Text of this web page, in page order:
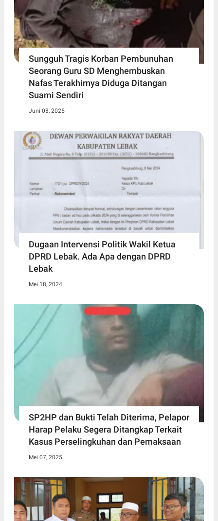
Sungguh Tragis Korban Pembunuhan
Seorang Guru SD Menghembuskan
Nafas Terakhirnya Diduga Ditangan
Suami Sendiri
Juni 03, 2025
Dugaan Intervensi Politik Wakil Ketua
DPRD Lebak. Ada Apa dengan DPRD
Lebak
Mei 18, 2024
SP2HP dan Bukti Telah Diterima, Pelapor
Harap Pelaku Segera Ditangkap Terkait
Kasus Perselingkuhan dan Pemaksaan
Mei 07, 2025